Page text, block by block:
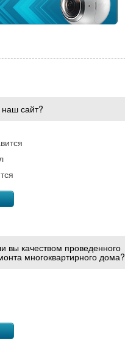
сайт?
вы качеством проведенного
многоквартирного дома?